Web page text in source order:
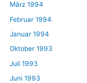
März 1994
Februar 1994
Januar 1994
Oktober 1993
Juli 1993
Juni 1993